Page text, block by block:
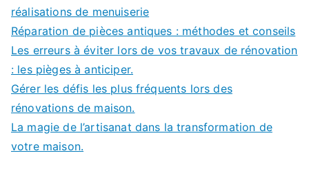
réalisations de menuiserie
Réparation de pièces antiques : méthodes et conseils
Les erreurs à éviter lors de vos travaux de rénovation
: les pièges à anticiper.
Gérer les défis les plus fréquents lors des
rénovations de maison.
La magie de l’artisanat dans la transformation de
votre maison.